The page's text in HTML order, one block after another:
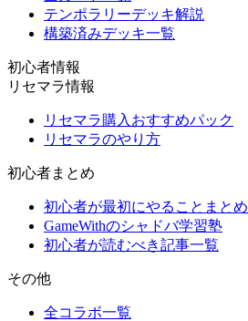
テンポラリーデッキ解説
構築済みデッキ一覧
初心者情報
リセマラ情報
リセマラ購入おすすめパック
リセマラのやり方
初心者まとめ
初心者が最初にやることまとめ
GameWithのシャドバ学習塾
初心者が読むべき記事一覧
その他
全コラボ一覧